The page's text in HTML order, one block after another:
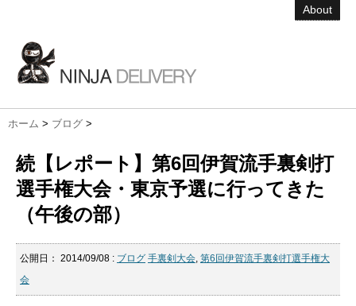
About
ホーム > ブログ >
続【レポート】第6回伊賀流手裏剣打
選手権大会・東京予選に行ってきた
（午後の部）
公開日： 2014/09/08 : ブログ 手裏剣大会, 第6回伊賀流手裏剣打選手権大
会